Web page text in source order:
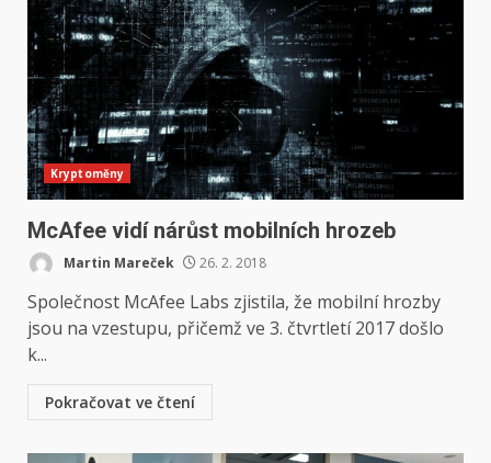
Kryptoměny
McAfee vidí nárůst mobilních hrozeb
Martin Mareček 26. 2. 2018
Společnost McAfee Labs zjistila, že mobilní hrozby
jsou na vzestupu, přičemž ve 3. čtvrtletí 2017 došlo
k...
Pokračovat ve čtení